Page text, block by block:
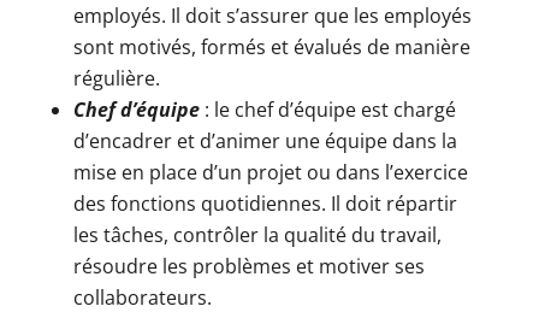
employés. Il doit s’assurer que les employés
sont motivés, formés et évalués de manière
régulière.
Chef d’équipe: le chef d’équipe est chargé
d’encadrer et d’animer une équipe dans la
mise en place d’un projet ou dans l’exercice
des fonctions quotidiennes. Il doit répartir
les tâches, contrôler la qualité du travail,
résoudre les problèmes et motiver ses
collaborateurs.